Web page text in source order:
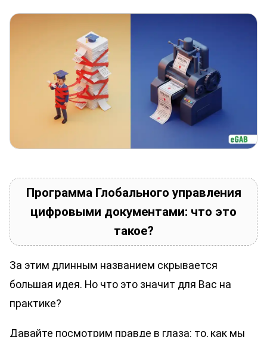
Программа Глобального управления
цифровыми документами: что это
такое?
За этим длинным названием скрывается
большая идея. Но что это значит для Вас на
практике?
Давайте посмотрим правде в глаза: то, как мы